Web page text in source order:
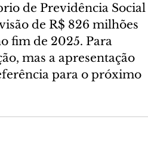
de Previdência Social
de R$ 826 milhões
fim de 2025. Para
mas a apresentação
para o próximo